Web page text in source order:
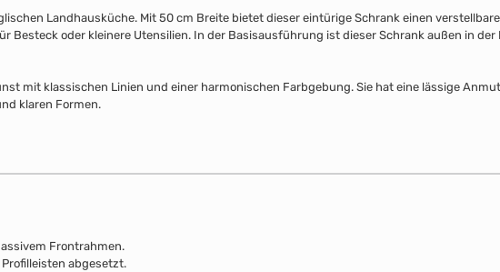
Landhausküche. Mit 50 cm Breite bietet dieser eintürige Schrank einen
Besteck oder kleinere Utensilien. In der Basisausführung ist dieser Schrank außen in der
mit klassischen Linien und einer harmonischen Farbgebung. Sie hat eine lässige
klaren Formen.
Frontrahmen.
abgesetzt.